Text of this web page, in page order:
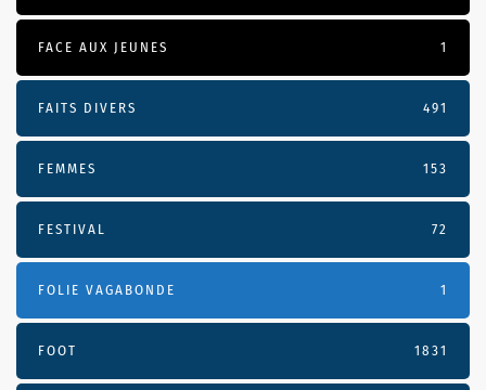
FACE AUX JEUNES 1
FAITS DIVERS 491
FEMMES 153
FESTIVAL 72
FOLIE VAGABONDE 1
FOOT 1831